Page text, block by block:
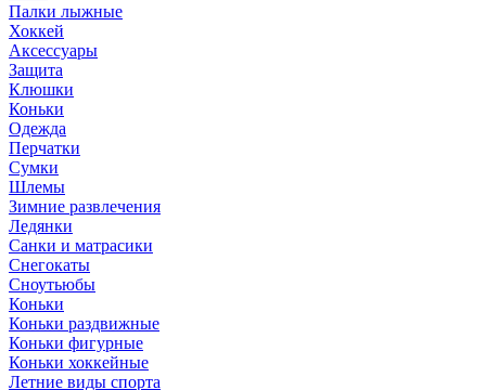
Палки лыжные
Хоккей
Аксессуары
Защита
Клюшки
Коньки
Одежда
Перчатки
Сумки
Шлемы
Зимние развлечения
Ледянки
Санки и матрасики
Снегокаты
Сноутьюбы
Коньки
Коньки раздвижные
Коньки фигурные
Коньки хоккейные
Летние виды спорта